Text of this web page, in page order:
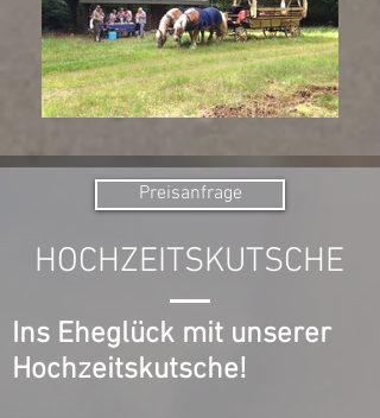
Preisanfrage
HOCHZEITSKUTSCHE
Ins Eheglück mit unserer
Hochzeitskutsche!